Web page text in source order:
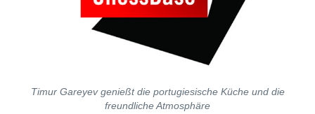
Timur Gareyev genießt die portugiesische Küche und die
freundliche Atmosphäre